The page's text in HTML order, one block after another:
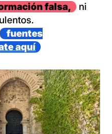
falsa,
ni
fuentes
aquí